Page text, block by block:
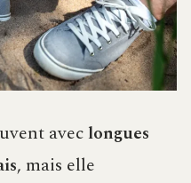
aveclongues
, mais elle